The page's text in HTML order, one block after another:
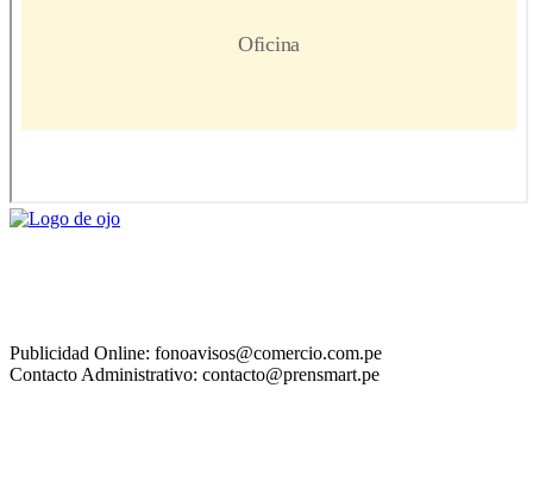
Publicidad Online: fonoavisos@comercio.com.pe
Contacto Administrativo: contacto@prensmart.pe